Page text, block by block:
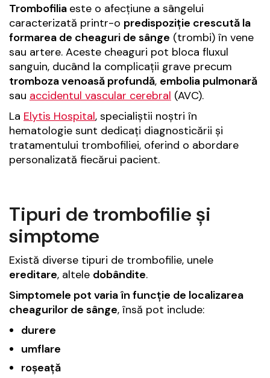
Trombofilia este o afecțiune a sângelui
caracterizată printr-o predispoziție crescută la
formarea de cheaguri de sânge (trombi) în vene
sau artere. Aceste cheaguri pot bloca fluxul
sanguin, ducând la complicații grave precum
tromboza venoasă profundă, embolia pulmonară
sau accidentul vascular cerebral (AVC).
La Elytis Hospital, specialiștii noștri în
hematologie sunt dedicați diagnosticării și
tratamentului trombofiliei, oferind o abordare
personalizată fiecărui pacient.
Tipuri de trombofilie și
simptome
Există diverse tipuri de trombofilie, unele
ereditare, altele dobândite.
Simptomele pot varia în funcție de localizarea
cheagurilor de sânge, însă pot include:
durere
umflare
roșeață